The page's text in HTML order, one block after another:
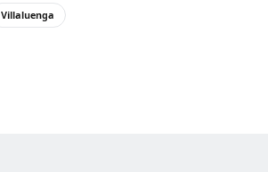
Villaluenga